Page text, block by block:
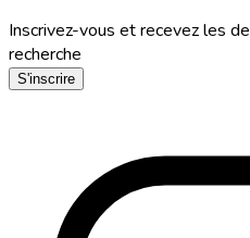
Inscrivez-vous et recevez les
recherche
S'inscrire